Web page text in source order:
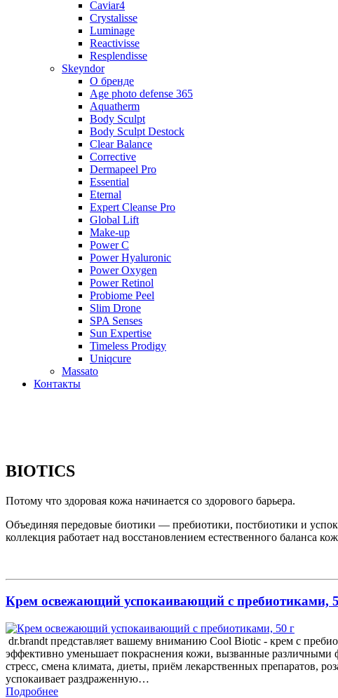
Caviar4
Crystalisse
Luminage
Reactivisse
Resplendisse
Skeyndor
О бренде
Age photo defense 365
Aquatherm
Body Sculpt
Body Sculpt Destock
Clear Balance
Corrective
Dermapeel Pro
Essential
Eternal
Expert Cleanse Pro
Global Lift
Make-up
Power C
Power Hyaluronic
Power Oxygen
Power Retinol
Probiome Peel
Slim Drone
SPA Senses
Sun Expertise
Timeless Prodigy
Uniqcure
Massato
Контакты
BIOTICS
Потому что здоровая кожа начинается со здорового барьера.
Объединяя передовые биотики — пребиотики, постбиотики и
коллекция работает над восстановлением естественного баланса
Крем освежающий успокаивающий с пребиотиками,
dr.brandt представляет вашему вниманию Cool Biotic - крем с
эффективно уменьшает покраснения кожи, вызванные различными
стресс, смена климата, диеты, приём лекарственных препаратов,
успокаивает раздраженную…
Подробнее